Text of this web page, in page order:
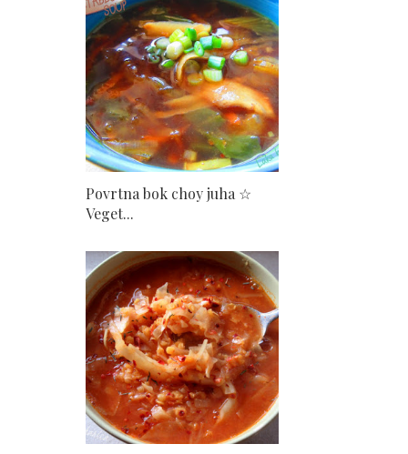
Povrtna bok choy juha ☆
Veget...